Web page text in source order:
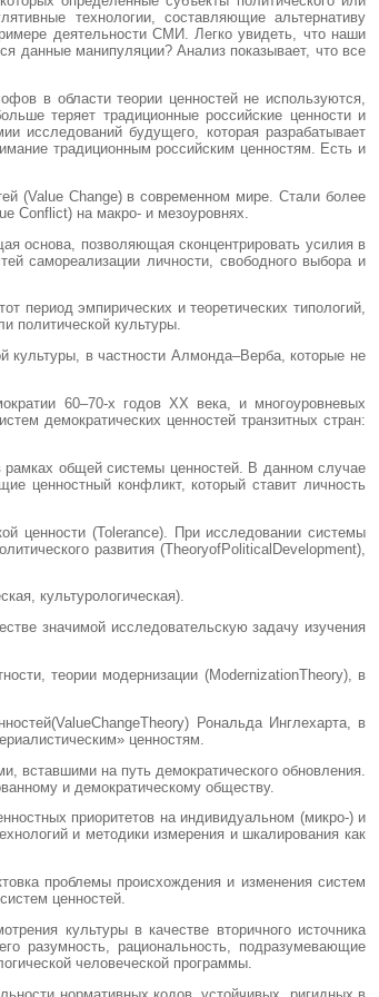
технологии, составляющие альтернативу
деятельности СМИ. Легко увидеть, что наши
данные манипуляции? Анализ показывает, что все
в области теории ценностей не используются,
теряет традиционные российские ценности и
исследований будущего, которая разрабатывает
традиционным российским ценностям. Есть и
(Value Change) в современном мире. Стали более
Conflict) на макро- и мезоуровнях.
основа, позволяющая сконцентрировать усилия в
самореализации личности, свободного выбора и
период эмпирических и теоретических типологий,
политической культуры.
культуры, в частности Алмонда–Верба, которые не
60–70-х годов ХХ века, и многоуровневых
демократических ценностей транзитных стран:
рамках общей системы ценностей. В данном случае
ценностный конфликт, который ставит личность
ценности (Tolerance). При исследовании системы
развития (TheorуofPoliticalDevelopment),
культурологическая).
значимой исследовательскую задачу изучения
теории модернизации (ModernizationTheory), в
Рональда Инглехарта, в
ценностям.
вставшими на путь демократического обновления.
и демократическому обществу.
приоритетов на индивидуальном (микро-) и
и методики измерения и шкалирования как
проблемы происхождения и изменения систем
ценностей.
культуры в качестве вторичного источника
разумность, рациональность, подразумевающие
человеческой программы.